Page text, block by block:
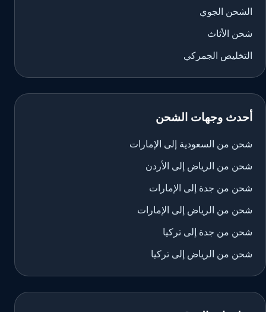
الشحن الجوي
شحن الأثاث
التخليص الجمركي
أحدث وجهات الشحن
شحن من السعودية إلى الإمارات
شحن من الرياض إلى الأردن
شحن من جدة إلى الإمارات
شحن من الرياض إلى الإمارات
شحن من جدة إلى تركيا
شحن من الرياض إلى تركيا